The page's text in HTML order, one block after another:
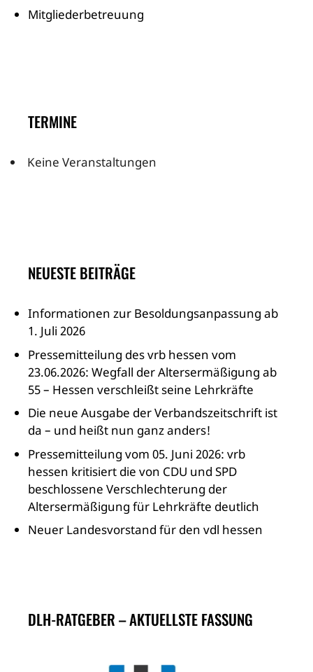
Mitgliederbetreuung
TERMINE
Keine Veranstaltungen
NEUESTE BEITRÄGE
Informationen zur Besoldungsanpassung ab
1. Juli 2026
Pressemitteilung des vrb hessen vom
23.06.2026: Wegfall der Altersermäßigung ab
55 – Hessen verschleißt seine Lehrkräfte
Die neue Ausgabe der Verbandszeitschrift ist
da – und heißt nun ganz anders!
Pressemitteilung vom 05. Juni 2026: vrb
hessen kritisiert die von CDU und SPD
beschlossene Verschlechterung der
Altersermäßigung für Lehrkräfte deutlich
Neuer Landesvorstand für den vdl hessen
DLH-RATGEBER – AKTUELLSTE FASSUNG